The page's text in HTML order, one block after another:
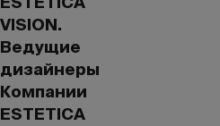
VISION.
Ведущие
дизайнеры
Компании
ESTETICA